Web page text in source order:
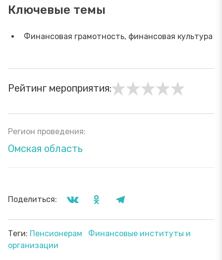
Ключевые темы
Финансовая грамотность, финансовая культура
Рейтинг мероприятия:
Регион проведения:
Омская область
Поделиться:
Теги: Пенсионерам
Финансовые институты и
организации